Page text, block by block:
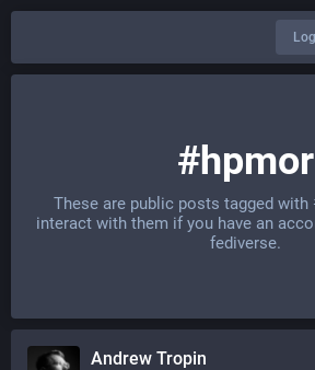
#hpmor
These are public posts tagged with
interact with them if you have an
fediverse.
Andrew Tropin